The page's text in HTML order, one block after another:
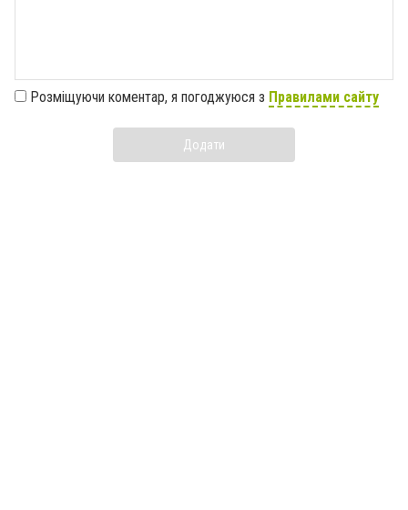
Розміщуючи коментар, я погоджуюся з Правилами сайту
Додати